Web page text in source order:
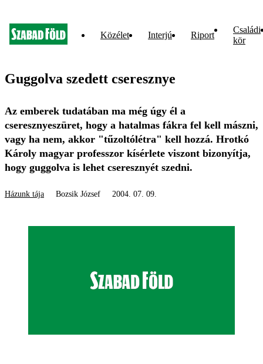
Közélet Interjú Riport
Családi
kör
Guggolva szedett cseresznye
Az emberek tudatában ma még úgy él a
cseresznyeszüret, hogy a hatalmas fákra fel kell mászni,
vagy ha nem, akkor "tűzoltólétra" kell hozzá. Hrotkó
Károly magyar professzor kísérlete viszont bizonyítja,
hogy guggolva is lehet cseresznyét szedni.
Házunk tája Bozsik József 2004. 07. 09.